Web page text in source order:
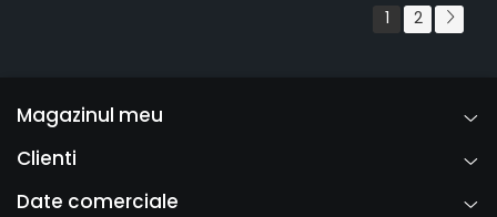
1 2
Magazinul meu
Clienti
Date comerciale